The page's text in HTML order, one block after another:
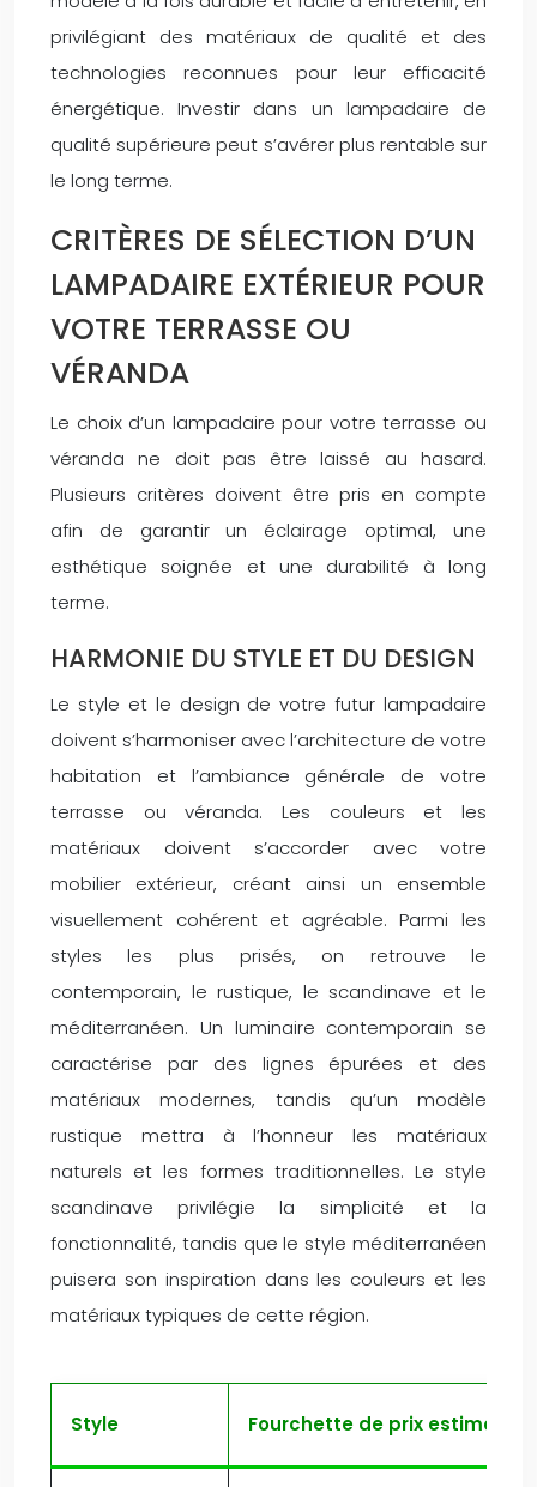
privilégiant des matériaux de qualité et des
technologies reconnues pour leur efficacité
énergétique. Investir dans un lampadaire de
qualité supérieure peut s’avérer plus rentable sur
le long terme.
CRITÈRES DE SÉLECTION D’UN
LAMPADAIRE EXTÉRIEUR POUR
VOTRE TERRASSE OU
VÉRANDA
Le choix d’un lampadaire pour votre terrasse ou
véranda ne doit pas être laissé au hasard.
Plusieurs critères doivent être pris en compte
afin de garantir un éclairage optimal, une
esthétique soignée et une durabilité à long
terme.
HARMONIE DU STYLE ET DU DESIGN
Le style et le design de votre futur lampadaire
doivent s’harmoniser avec l’architecture de votre
habitation et l’ambiance générale de votre
terrasse ou véranda. Les couleurs et les
matériaux doivent s’accorder avec votre
mobilier extérieur, créant ainsi un ensemble
visuellement cohérent et agréable. Parmi les
styles les plus prisés, on retrouve le
contemporain, le rustique, le scandinave et le
méditerranéen. Un luminaire contemporain se
caractérise par des lignes épurées et des
matériaux modernes, tandis qu’un modèle
rustique mettra à l’honneur les matériaux
naturels et les formes traditionnelles. Le style
scandinave privilégie la simplicité et la
fonctionnalité, tandis que le style méditerranéen
puisera son inspiration dans les couleurs et les
matériaux typiques de cette région.
Style Fourchette de prix estimée